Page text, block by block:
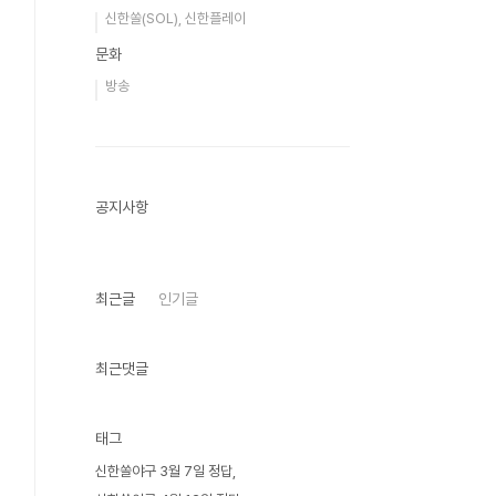
신한쏠(SOL), 신한플레이
문화
방송
공지사항
최근글 인기글
최근댓글
태그
신한쏠야구 3월 7일 정답